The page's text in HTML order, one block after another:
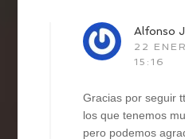
Alfonso
22
15:16
Gracias por seguir
los que tenemos
pero podemos